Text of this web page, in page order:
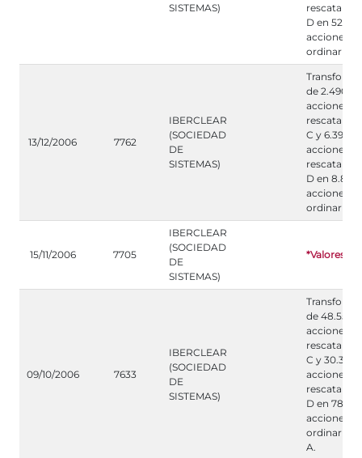
SISTEMAS)
D en 52.327
acciones
ordinarias
13/12/2006 7762
IBERCLEAR
(SOCIEDAD
DE
SISTEMAS)
de 2.490
acciones
C y 6.390
acciones
D en 8.880
acciones
ordinarias
15/11/2006 7705
IBERCLEAR
(SOCIEDAD
DE
SISTEMAS)
*Valores
09/10/2006 7633
IBERCLEAR
(SOCIEDAD
DE
SISTEMAS)
de 48.554
acciones
C y 30.340
acciones
D en
acciones
ordinarias
A.